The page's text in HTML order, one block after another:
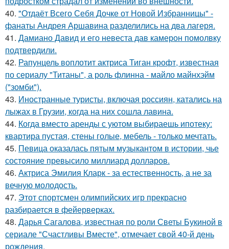
40. "Отдаёт Всего Себя Дочке от Новой Избранницы" -
фанаты Андрея Аршавина разделились на два лагеря.
41. Дамиано Давид и его невеста дав камерон помолвку
подтвердили.
42. Рапунцель воплотит актриса Тиган крофт, известная
по сериалу "Титаны", а роль флинна - майло майнхэйм
("зомби").
43. Иностранные туристы, включая россиян, катались на
лыжах в Грузии, когда на них сошла лавина.
44. Когда вместо аренды с уютом выбираешь ипотеку:
квартира пустая, стены голые, мебель - только мечтать.
45. Певица оказалась пятым музыкантом в истории, чье
состояние превысило миллиард долларов.
46. Актриса Эмилия Кларк - за естественность, а не за
вечную молодость.
47. Этот спортсмен олимпийских игр прекрасно
разбирается в фейерверках.
48. Дарья Сагалова, известная по роли Светы Букиной в
сериале "Счастливы Вместе", отмечает свой 40-й день
рождения.